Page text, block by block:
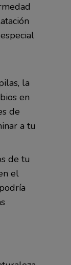
la
en
de
a tu
de tu
el